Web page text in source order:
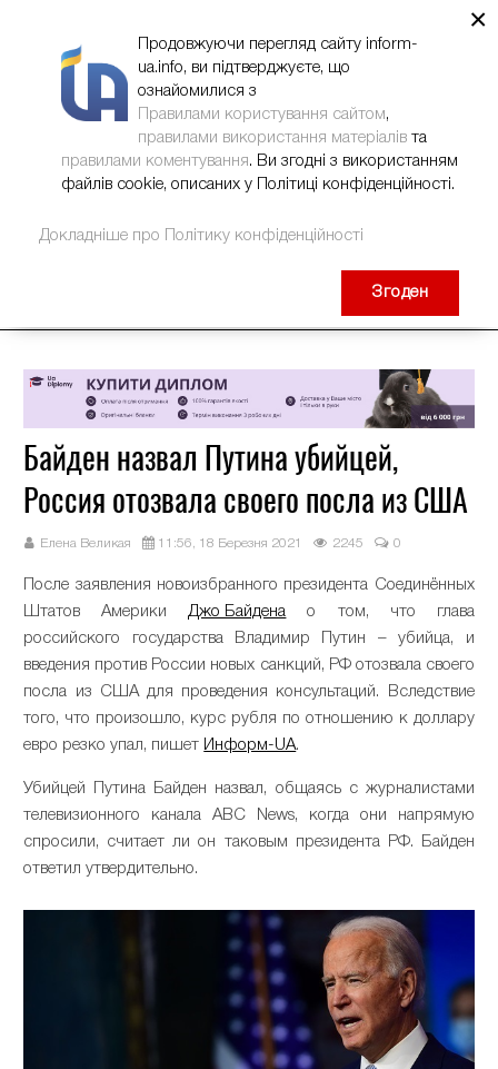
Байден назвал Путина убийцей,
Россия отозвала своего посла из США
Елена Великая 11:56, 18 Березня 2021 2245 0
После заявления новоизбранного президента Соединённых
Штатов АмерикиДжо Байдена о том, что глава
российского государства Владимир Путин – убийца, и
введения против России новых санкций, РФ отозвала своего
посла из США для проведения консультаций. Вследствие
того, что произошло, курс рубля по отношению к доллару
евро резко упал, пишет Информ-UA.
Убийцей Путина Байден назвал, общаясь с журналистами
телевизионного канала ABC News, когда они напрямую
спросили, считает ли он таковым президента РФ. Байден
ответил утвердительно.
×
Продовжуючи перегляд сайту inform-
ua.info, ви підтверджуєте, що
ознайомилися з
Правилами користування сайтом,
правилами використання матеріалів та
правилами коментування. Ви згодні з використанням
файлів cookie, описаних у Політиці конфіденційності.
Докладніше про Політику конфіденційності
Згоден